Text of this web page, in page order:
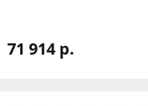
71 914 р.